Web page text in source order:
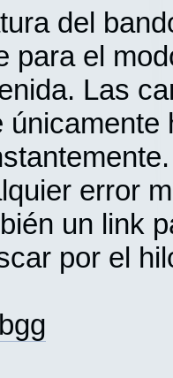
del
para el
Las
error
un link
por el